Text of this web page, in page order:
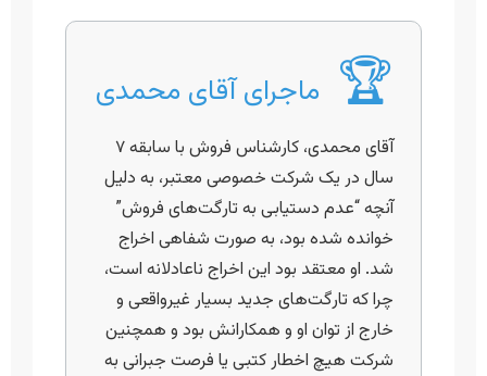
🏆 ماجرای آقای محمدی
آقای محمدی، کارشناس فروش با سابقه ۷
سال در یک شرکت خصوصی معتبر، به دلیل
آنچه “عدم دستیابی به تارگت‌های فروش”
خوانده شده بود، به صورت شفاهی اخراج
شد. او معتقد بود این اخراج ناعادلانه است،
چرا که تارگت‌های جدید بسیار غیرواقعی و
خارج از توان او و همکارانش بود و همچنین
شرکت هیچ اخطار کتبی یا فرصت جبرانی به